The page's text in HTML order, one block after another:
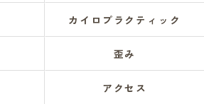
カイロプラクティック
歪み
アクセス